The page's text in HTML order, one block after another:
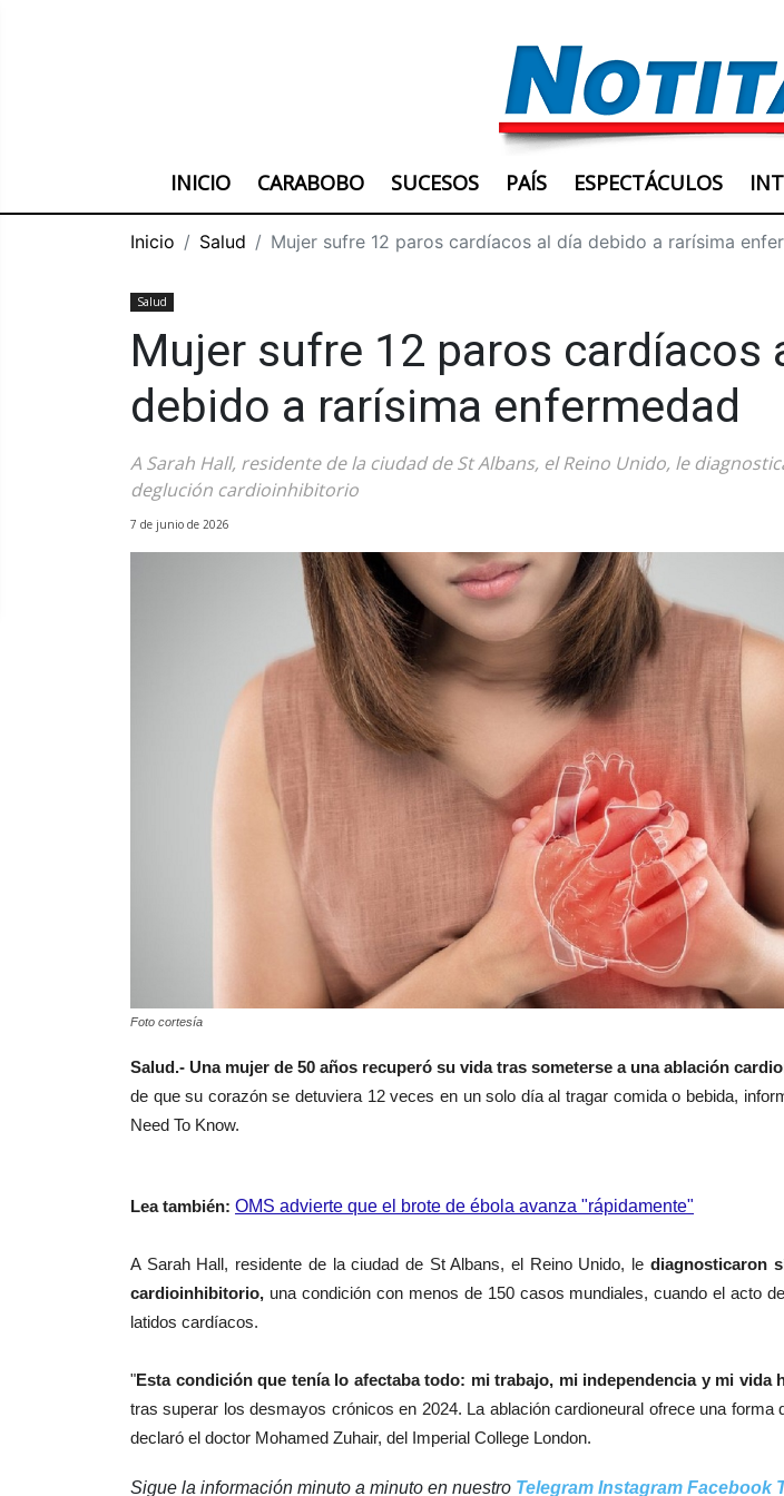
INICIO CARABOBO SUCESOS PAÍS ESPECTÁCULOS
Inicio Salud Mujer sufre 12 paros cardíacos al día debido a rarísima
Salud
Mujer sufre 12 paros cardíacos
debido a rarísima enfermedad
A Sarah Hall, residente de la ciudad de St Albans, el Reino Unido, le
deglución cardioinhibitorio
7 de junio de 2026
Foto cortesía
Salud.- Una mujer de 50 años recuperó su vida tras someterse a una ablación
de que su corazón se detuviera 12 veces en un solo día al tragar comida o bebida,
Need To Know.
Lea también: OMS advierte que el brote de ébola avanza "rápidamente"
A Sarah Hall, residente de la ciudad de St Albans, el Reino Unido, le diagnosticaron
cardioinhibitorio, una condición con menos de 150 casos mundiales, cuando el acto
latidos cardíacos.
"Esta condición que tenía lo afectaba todo: mi trabajo, mi independencia y mi vida
tras superar los desmayos crónicos en 2024. La ablación cardioneural ofrece una forma
declaró el doctor Mohamed Zuhair, del Imperial College London.
Sigue la información minuto a minuto en nuestro Telegram Instagram Facebook